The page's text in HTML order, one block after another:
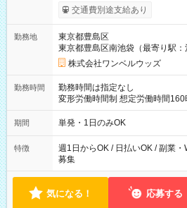
いOK！（規定あり） ┗働いたそ
ンビニATMから 日払い分を引き落とせます
交通費別途支給あり
勤務地
東京都豊島区
東京都豊島区南池袋（最寄り駅：
株式会社ワンベルウッズ
勤務時間
勤務時間は指定なし
変形労働時間制 想定労働時間160時間/月 【シフト例
～21：00
期間 単発・1日のみOK
特徴
週1日からOK / 日払いOK / 副業
募集
気になる！ 応募する